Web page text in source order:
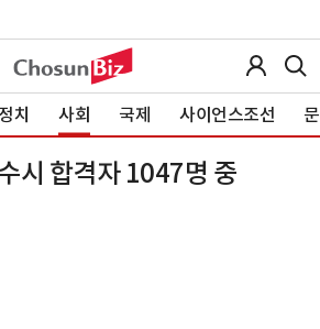
정치 사회 국제 사이언스조선
시 합격자 1047명 중